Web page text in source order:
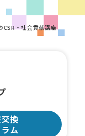
CSR・社会貢献講座
換
ム